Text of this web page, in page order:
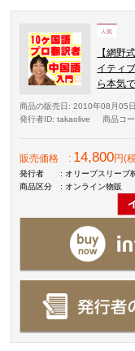
【網野
イティ
ら本気
商品の販売日 : 2010年08月05日
発行者ID: takaolive 商品コ
販売価格 : 14,800円(
発行者
: オリーブスリーブ
商品区分
: オンライン物販